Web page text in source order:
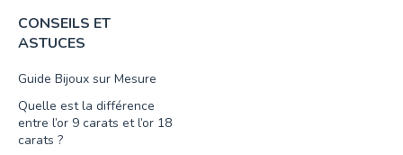
CONSEILS ET
ASTUCES
Guide Bijoux sur Mesure
Quelle est la différence
entre l’or 9 carats et l’or 18
carats ?